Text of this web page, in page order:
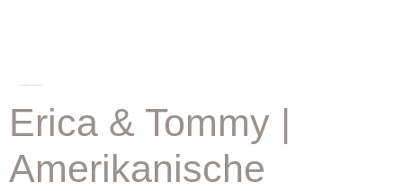
Erica & Tommy |
Amerikanische